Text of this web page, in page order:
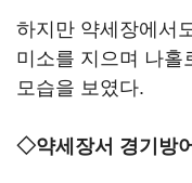
하지만 약세장에서
미소를 지으며 나홀
모습을 보였다.
◇약세장서 경기방